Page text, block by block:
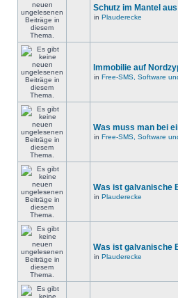
Schutz im Mantel
in Plauderecke
Immobilie auf
in Free-SMS, Software
Was muss man bei
in Free-SMS, Software
Was ist galvanische
in Plauderecke
Was ist galvanische
in Plauderecke